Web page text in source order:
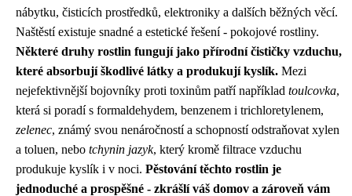
nábytku, čisticích prostředků, elektroniky a dalších běžných věcí.
Naštěstí existuje snadné a estetické řešení - pokojové rostliny.
Některé druhy rostlin fungují jako přírodní čističky vzduchu,
které absorbují škodlivé látky a produkují kyslík. Mezi
nejefektivnější bojovníky proti toxinům patří například toulcovka,
která si poradí s formaldehydem, benzenem i trichloretylenem,
zelenec, známý svou nenáročností a schopností odstraňovat xylen
a toluen, nebo tchynin jazyk, který kromě filtrace vzduchu
produkuje kyslík i v noci. Pěstování těchto rostlin je
jednoduché a prospěšné - zkrášlí váš domov a zároveň vám